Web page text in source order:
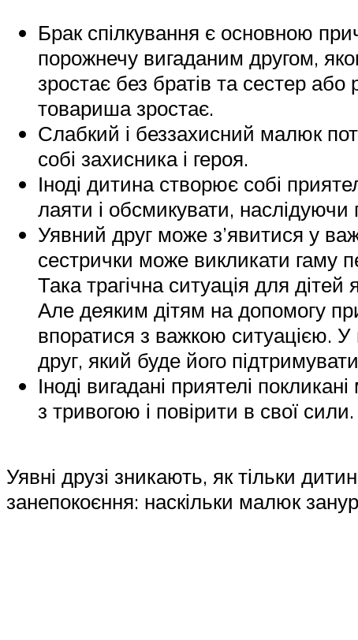
Брак спілкування є основною
порожнечу вигаданим другом,
зростає без братів та сестер
товариша зростає.
Слабкий і беззахисний малюк
собі захисника і героя.
Іноді дитина створює собі
лаяти і обсмикувати, наслідуючи
Уявний друг може з’явитися у
сестрички може викликати гаму
Така трагічна ситуація для
Але деяким дітям на допомогу
впоратися з важкою ситуацією.
друг, який буде його
Іноді вигадані приятелі
з тривогою і повірити в свої
Уявні друзі зникають, як тільки
занепокоєння: наскільки малюк